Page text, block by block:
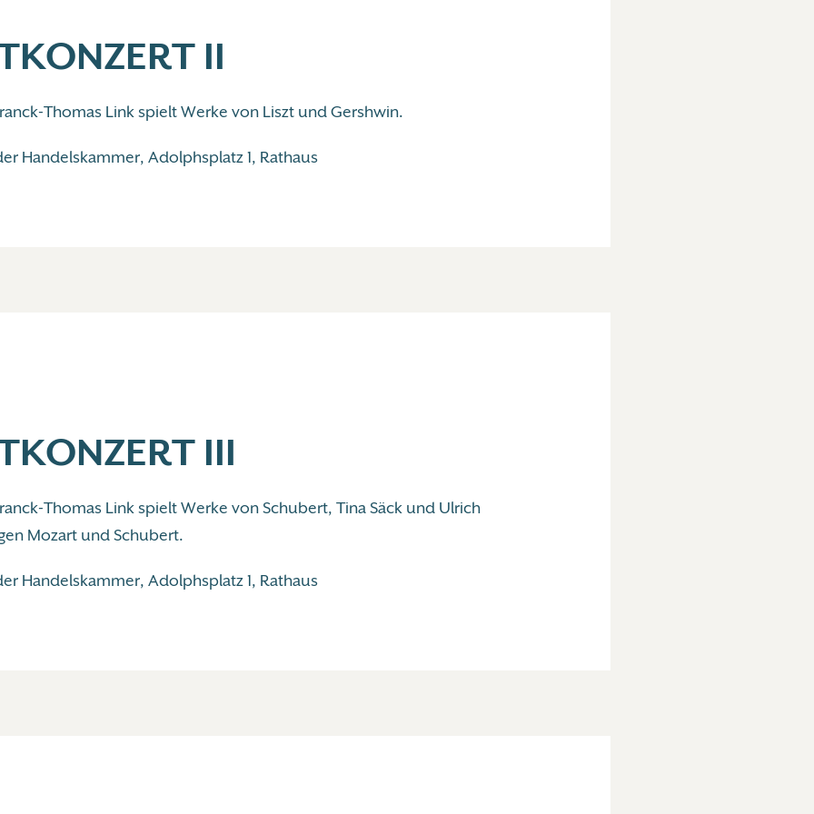
II
Thomas Link spielt Werke von Liszt und Gershwin.
Handelskammer, Adolphsplatz 1, Rathaus
III
Thomas Link spielt Werke von Schubert, Tina Säck und Ulrich
Mozart und Schubert.
Handelskammer, Adolphsplatz 1, Rathaus